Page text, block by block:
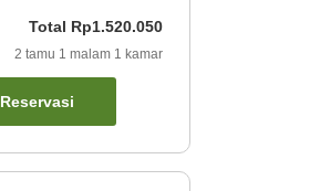
Total Rp1.520.050
2 tamu 1 malam 1 kamar
Reservasi